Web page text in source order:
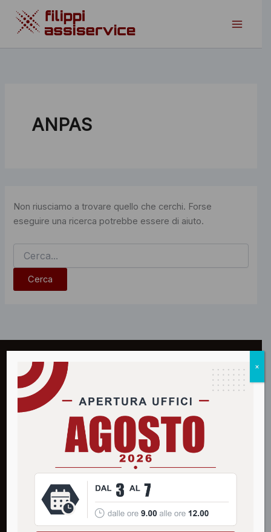
contenuto
ANPAS
Non riusciamo a trovare quello che cerchi. Forse
eseguire una ricerca potrebbe essere di aiuto.
filippiassiservice
Agenzia plurimandataria di assicurazione a Bussolengo
(VR). L'evoluzione della consulenza fin dal 1963.
Via Citella 65/A · 37012 Bussolengo (VR)
045 6752911
info@filippiassiservice.it
Banco BPM · Ag. di Bussolengo
IBAN: IT 39 H 05034 59310 000000004085
Codice Univoco: USAL8PV
×